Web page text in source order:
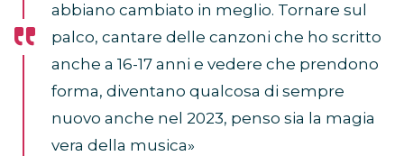
abbiano cambiato in meglio. Tornare sul
palco, cantare delle canzoni che ho scritto
anche a 16-17 anni e vedere che prendono
forma, diventano qualcosa di sempre
nuovo anche nel 2023, penso sia la magia
vera della musica»